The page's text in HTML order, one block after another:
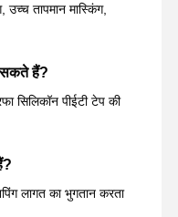
उच्च तापमान मास्किंग,
सकते हैं?
सिलिकॉन पीईटी टेप की
लागत का भुगतान करता